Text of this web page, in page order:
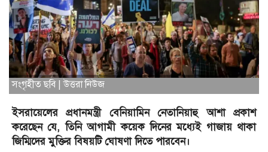
সংগৃহীত ছবি | উত্তরা নিউজ
ইসরায়েলের প্রধানমন্ত্রী বেনিয়ামিন নেতানিয়াহু আশা প্রকাশ
করেছেন যে, তিনি আগামী কয়েক দিনের মধ্যেই গাজায় থাকা
জিম্মিদের মুক্তির বিষয়টি ঘোষণা দিতে পারবেন।